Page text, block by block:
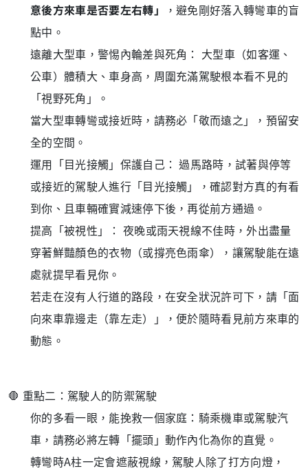
意後方來車是否要左右轉」
，避免剛好落入轉彎車的盲
點中 。
遠離大型車，警惕內輪差與死角： 大型車（如客運、
公車）體積大、車身高，周圍充滿駕駛根本看不見的
「視野死角」
。
當大型車轉彎或接近時，請務必「敬而遠之」，預留安
全的空間 。
運用「目光接觸」保護自己： 過馬路時，試著與停等
或接近的駕駛人進行「目光接觸」，確認對方真的有看
到你、且車輛確實減速停下後，再從前方通過 。
提高「被視性」： 夜晚或雨天視線不佳時，外出盡量
穿著鮮豔顏色的衣物（或撐亮色雨傘），讓駕駛能在遠
處就提早看見你 。
若走在沒有人行道的路段，在安全狀況許可下，請「面
向來車靠邊走（靠左走）」，便於隨時看見前方來車的
動態 。
🛑 重點二：駕駛人的防禦駕駛
你的多看一眼，能挽救一個家庭：騎乘機車或駕駛汽
車，請務必將左轉「擺頭」動作內化為你的直覺。
轉彎時A柱一定會遮蔽視線，駕駛人除了打方向燈，